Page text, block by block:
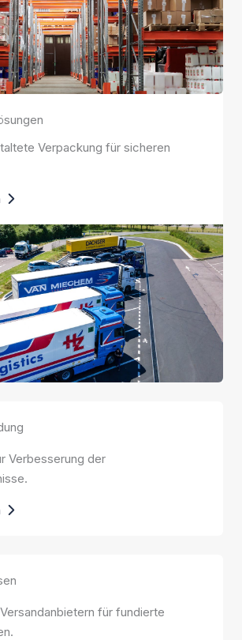
Verpackung für sicheren
Verbesserung der
für fundierte